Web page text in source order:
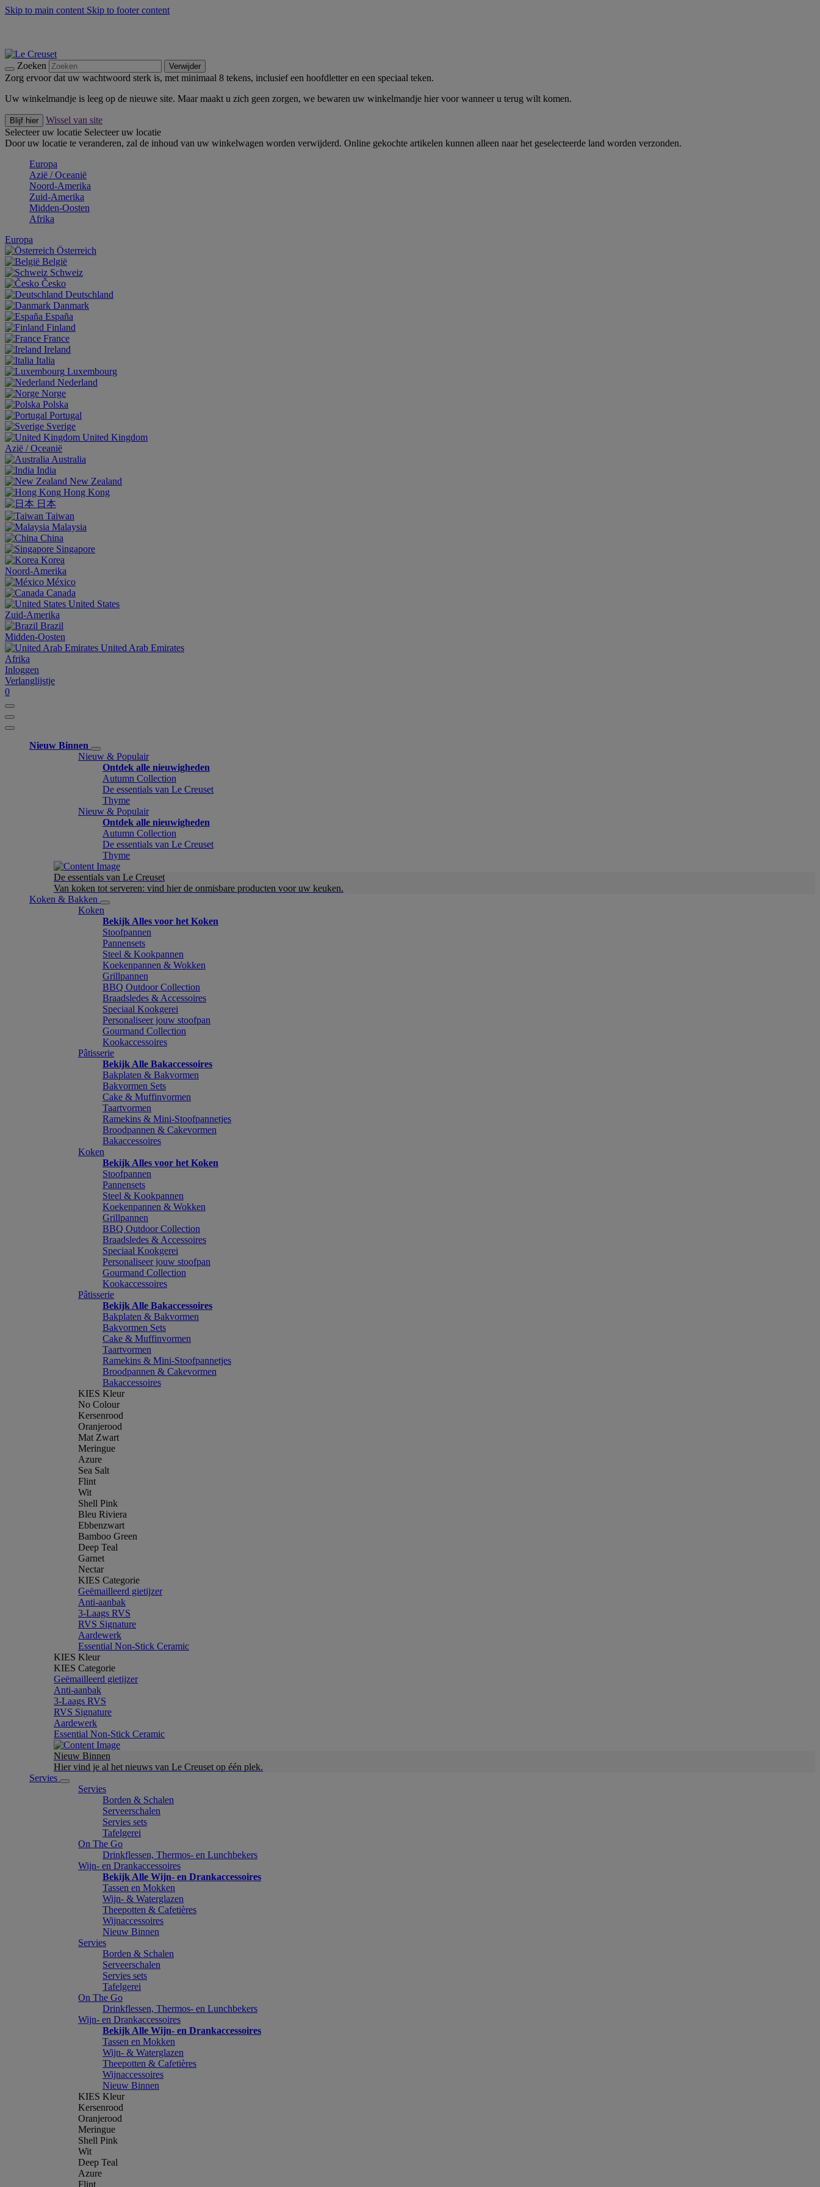
Skip to main content Skip to footer content
Zoeken Verwijder
Zorg ervoor dat uw wachtwoord sterk is, met minimaal 8 tekens, inclusief een hoofdletter en een speciaal teken.
Uw winkelmandje is leeg op de nieuwe site. Maar maakt u zich geen zorgen, we bewaren uw winkelmandje hier voor wanneer u terug wilt komen.
Blijf hier
Wissel van site
Selecteer uw locatie Selecteer uw locatie
Door uw locatie te veranderen, zal de inhoud van uw winkelwagen worden verwijderd. Online gekochte artikelen kunnen alleen naar het geselecteerde land worden verzonden.
Europa
Aziё / Oceaniё
Noord-Amerika
Zuid-Amerika
Midden-Oosten
Afrika
Europa
Österreich
België
Schweiz
Česko
Deutschland
Danmark
España
Finland
France
Ireland
Italia
Luxembourg
Nederland
Norge
Polska
Portugal
Sverige
United Kingdom
Aziё / Oceaniё
Australia
India
New Zealand
Hong Kong
日本
Taiwan
Malaysia
China
Singapore
Korea
Noord-Amerika
México
Canada
United States
Zuid-Amerika
Brazil
Midden-Oosten
United Arab Emirates
Afrika
Inloggen
Verlanglijstje
0
Nieuw Binnen
Nieuw & Populair
Ontdek alle nieuwigheden
Autumn Collection
De essentials van Le Creuset
Thyme
Nieuw & Populair
Ontdek alle nieuwigheden
Autumn Collection
De essentials van Le Creuset
Thyme
De essentials van Le Creuset
Van koken tot serveren: vind hier de onmisbare producten voor uw keuken.
Koken & Bakken
Koken
Bekijk Alles voor het Koken
Stoofpannen
Pannensets
Steel & Kookpannen
Koekenpannen & Wokken
Grillpannen
BBQ Outdoor Collection
Braadsledes & Accessoires
Speciaal Kookgerei
Personaliseer jouw stoofpan
Gourmand Collection
Kookaccessoires
Pâtisserie
Bekijk Alle Bakaccessoires
Bakplaten & Bakvormen
Bakvormen Sets
Cake & Muffinvormen
Taartvormen
Ramekins & Mini-Stoofpannetjes
Broodpannen & Cakevormen
Bakaccessoires
Koken
Bekijk Alles voor het Koken
Stoofpannen
Pannensets
Steel & Kookpannen
Koekenpannen & Wokken
Grillpannen
BBQ Outdoor Collection
Braadsledes & Accessoires
Speciaal Kookgerei
Personaliseer jouw stoofpan
Gourmand Collection
Kookaccessoires
Pâtisserie
Bekijk Alle Bakaccessoires
Bakplaten & Bakvormen
Bakvormen Sets
Cake & Muffinvormen
Taartvormen
Ramekins & Mini-Stoofpannetjes
Broodpannen & Cakevormen
Bakaccessoires
KIES Kleur
No Colour
Kersenrood
Oranjerood
Mat Zwart
Meringue
Azure
Sea Salt
Flint
Wit
Shell Pink
Bleu Riviera
Ebbenzwart
Bamboo Green
Deep Teal
Garnet
Nectar
KIES Categorie
Geëmailleerd gietijzer
Anti-aanbak
3-Laags RVS
RVS Signature
Aardewerk
Essential Non-Stick Ceramic
KIES Kleur
KIES Categorie
Geëmailleerd gietijzer
Anti-aanbak
3-Laags RVS
RVS Signature
Aardewerk
Essential Non-Stick Ceramic
Nieuw Binnen
Hier vind je al het nieuws van Le Creuset op één plek.
Servies
Servies
Borden & Schalen
Serveerschalen
Servies sets
Tafelgerei
On The Go
Drinkflessen, Thermos- en Lunchbekers
Wijn- en Drankaccessoires
Bekijk Alle Wijn- en Drankaccessoires
Tassen en Mokken
Wijn- & Waterglazen
Theepotten & Cafetières
Wijnaccessoires
Nieuw Binnen
Servies
Borden & Schalen
Serveerschalen
Servies sets
Tafelgerei
On The Go
Drinkflessen, Thermos- en Lunchbekers
Wijn- en Drankaccessoires
Bekijk Alle Wijn- en Drankaccessoires
Tassen en Mokken
Wijn- & Waterglazen
Theepotten & Cafetières
Wijnaccessoires
Nieuw Binnen
KIES Kleur
Kersenrood
Oranjerood
Meringue
Shell Pink
Wit
Deep Teal
Azure
Flint